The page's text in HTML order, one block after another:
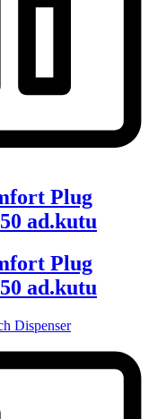
Plug
ad.kutu
Plug
ad.kutu